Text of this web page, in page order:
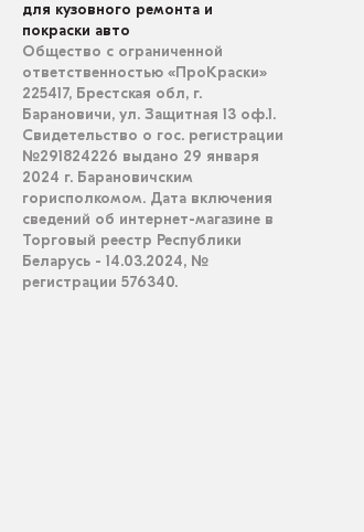
для кузовного ремонта и
покраски авто
Общество с ограниченной
ответственностью «ПроКраски»
225417, Брестская обл, г.
Барановичи, ул. Защитная 13 оф.1.
Свидетельство о гос. регистрации
№291824226 выдано 29 января
2024 г. Барановичским
горисполкомом. Дата включения
сведений об интернет-магазине в
Торговый реестр Республики
Беларусь - 14.03.2024, №
регистрации 576340.